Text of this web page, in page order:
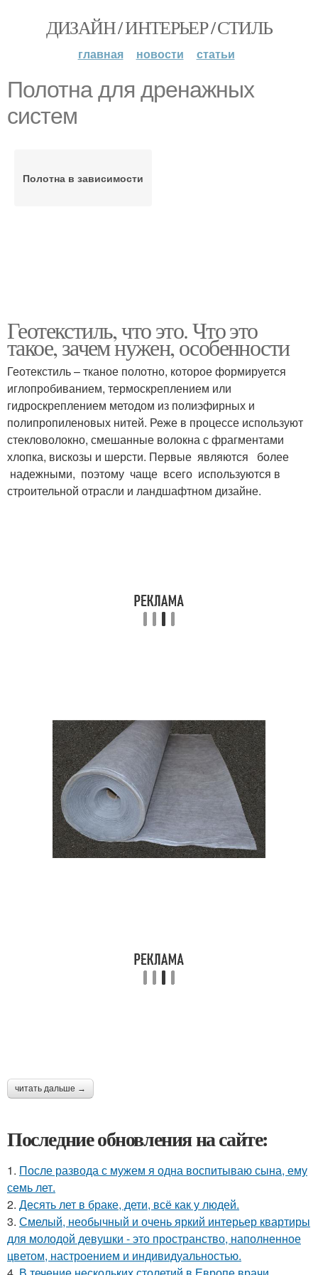
ДИЗАЙН / ИНТЕРЬЕР / СТИЛЬ
главная новости статьи
Полотна для дренажных
систем
Полотна в зависимости
Геотекстиль, что это. Что это
такое, зачем нужен, особенности
Геотекстиль – тканое полотно, которое формируется
иглопробиванием, термоскреплением или
гидроскреплением методом из полиэфирных и
полипропиленовых нитей. Реже в процессе используют
стекловолокно, смешанные волокна с фрагментами
хлопка, вискозы и шерсти. Первые являются более
надежными, поэтому чаще всего используются в
строительной отрасли и ландшафтном дизайне.
читать дальше →
Последние обновления на сайте:
1. После развода с мужем я одна воспитываю сына, ему
семь лет.
2. Десять лет в браке, дети, всё как у людей.
3. Смелый, необычный и очень яркий интерьер квартиры
для молодой девушки - это пространство, наполненное
цветом, настроением и индивидуальностью.